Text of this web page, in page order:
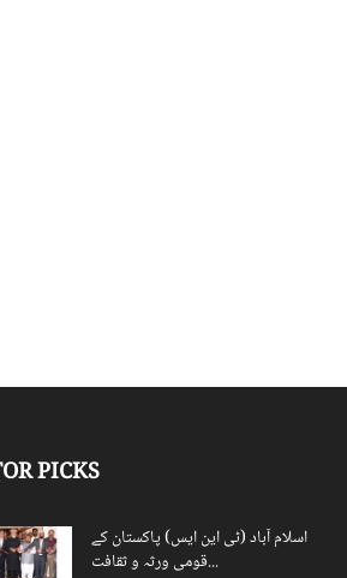
PICKS
اسلام آباد (ٹی این ایس) پاکستان کے
قومی ورثہ و ثقافت...